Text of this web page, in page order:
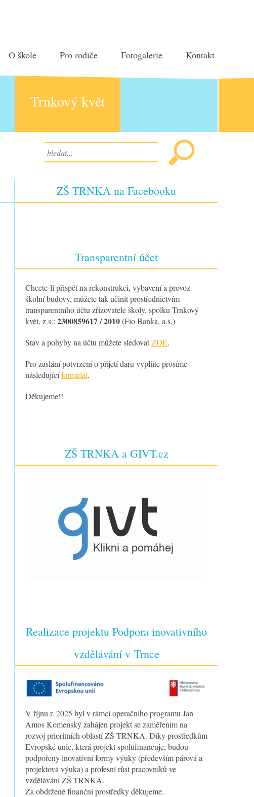
O škole Pro rodiče Fotogalerie Kontakt
Trnkový květ
ZŠ TRNKA na Facebooku
Transparentní účet
Chcete-li přispět na rekonstrukci, vybavení a provoz
školní budovy, můžete tak učinit prostřednictvím
transparentního účtu zřizovatele školy, spolku Trnkový
květ, z.s.: 2300859617 / 2010(Fio Banka, a.s.)
Stav a pohyby na účtu můžete sledovatZDE.
Pro zaslání potvrzení o přijetí daru vyplňte prosíme
následujícíformulář.
Děkujeme!!
ZŠ TRNKA a GIVT.cz
Realizace projektu Podpora inovativního
vzdělávání v Trnce
V říjnu r. 2025 byl v rámci operačního programu Jan
Amos Komenský zahájen projekt se zaměřením na
rozvoj prioritních oblastí ZŠ TRNKA. Díky prostředkům
Evropské unie, která projekt spolufinancuje, budou
podpořeny inovativní formy výuky (především párová a
projektová výuka) a profesní růst pracovníků ve
vzdělávání ZŠ TRNKA.
Za obdržené finanční prostředky děkujeme.